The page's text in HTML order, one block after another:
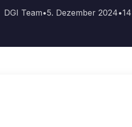
DGI Team•5. Dezember 2024•14